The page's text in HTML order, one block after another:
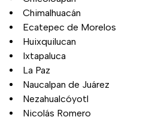
Chimalhuacán
Ecatepec de Morelos
Huixquilucan
Ixtapaluca
La Paz
Naucalpan de Juárez
Nezahualcóyotl
Nicolás Romero